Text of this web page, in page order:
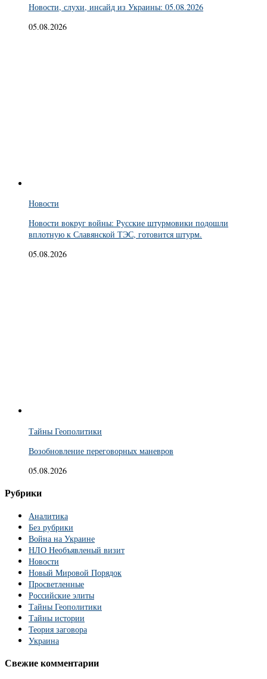
Новости, слухи, инсайд из Украины: 05.08.2026
05.08.2026
Новости
Новости вокруг войны: Русские штурмовики подошли
вплотную к Славянской ТЭС, готовится штурм.
05.08.2026
Тайны Геополитики
Возобновление переговорных маневров
05.08.2026
Рубрики
Аналитика
Без рубрики
Война на Украине
НЛО Необъявленый визит
Новости
Новый Мировой Порядок
Просветленные
Российские элиты
Тайны Геополитики
Тайны истории
Теория заговора
Украина
Свежие комментарии